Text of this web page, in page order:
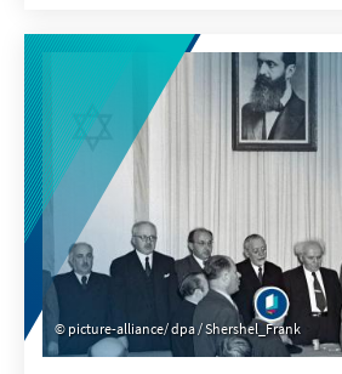
neuesten Ausgabe
picture-alliance/ dpa / Shershel_Frank